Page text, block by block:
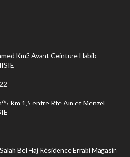
Km3 Avant Ceinture Habib
o5 Km 1,5 entre Rte Aïn et Menzel
Bel Haj Résidence Errabi Magasin